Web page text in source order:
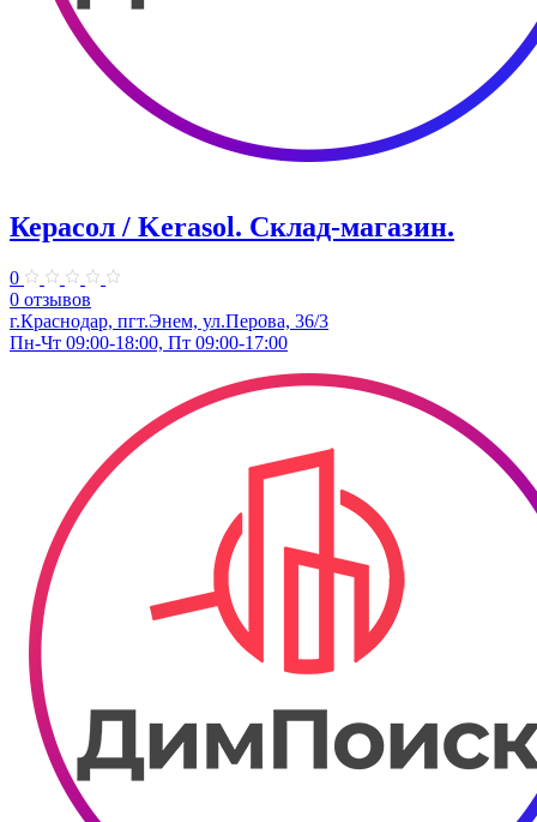
Керасол / Kerasol. ​Склад-магазин.
0
0 отзывов
г.Краснодар, пгт.Энем, ул.Перова, 36/3
Пн-Чт 09:00-18:00, Пт 09:00-17:00